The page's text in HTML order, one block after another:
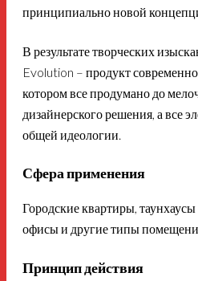
принципиально новой
В результате творческих
Evolution – продукт
котором все продумано до
дизайнерского решения, а все
общей идеологии.
Сфера применения
Городские квартиры,
офисы и другие типы
Принцип действия